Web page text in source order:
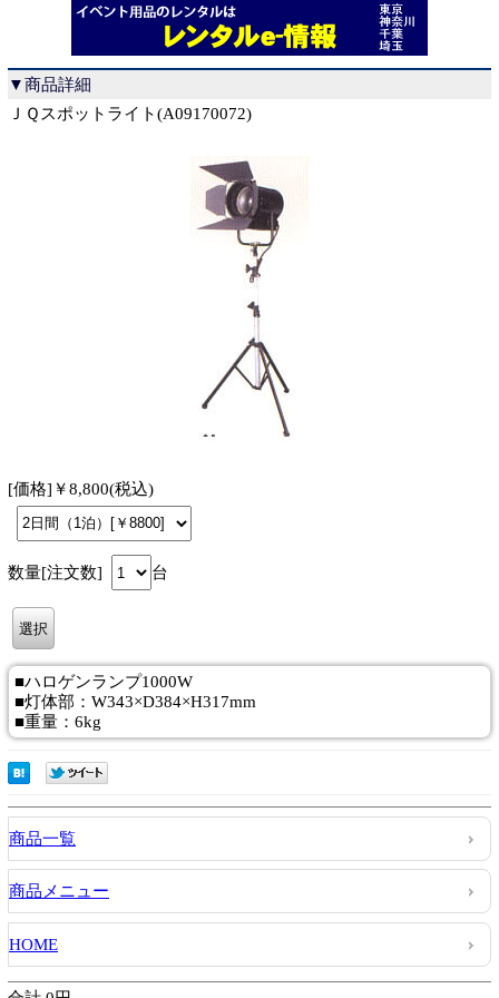
▼商品詳細
ＪＱスポットライト(A09170072)
[価格]￥8,800(税込)
数量[注文数] 台
■ハロゲンランプ1000W
■灯体部：W343×D384×H317mm
■重量：6kg
商品一覧
商品メニュー
HOME